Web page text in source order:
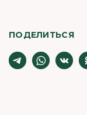
ПОДЕЛИТЬСЯ